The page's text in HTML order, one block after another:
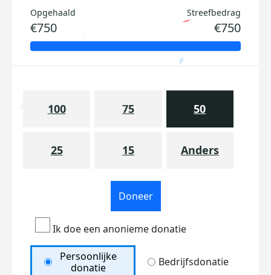
Opgehaald
€750
Streefbedrag
€750
100 75 50
25 15 Anders
Doneer
Ik doe een anonieme donatie
Persoonlijke
donatie
Bedrijfsdonatie